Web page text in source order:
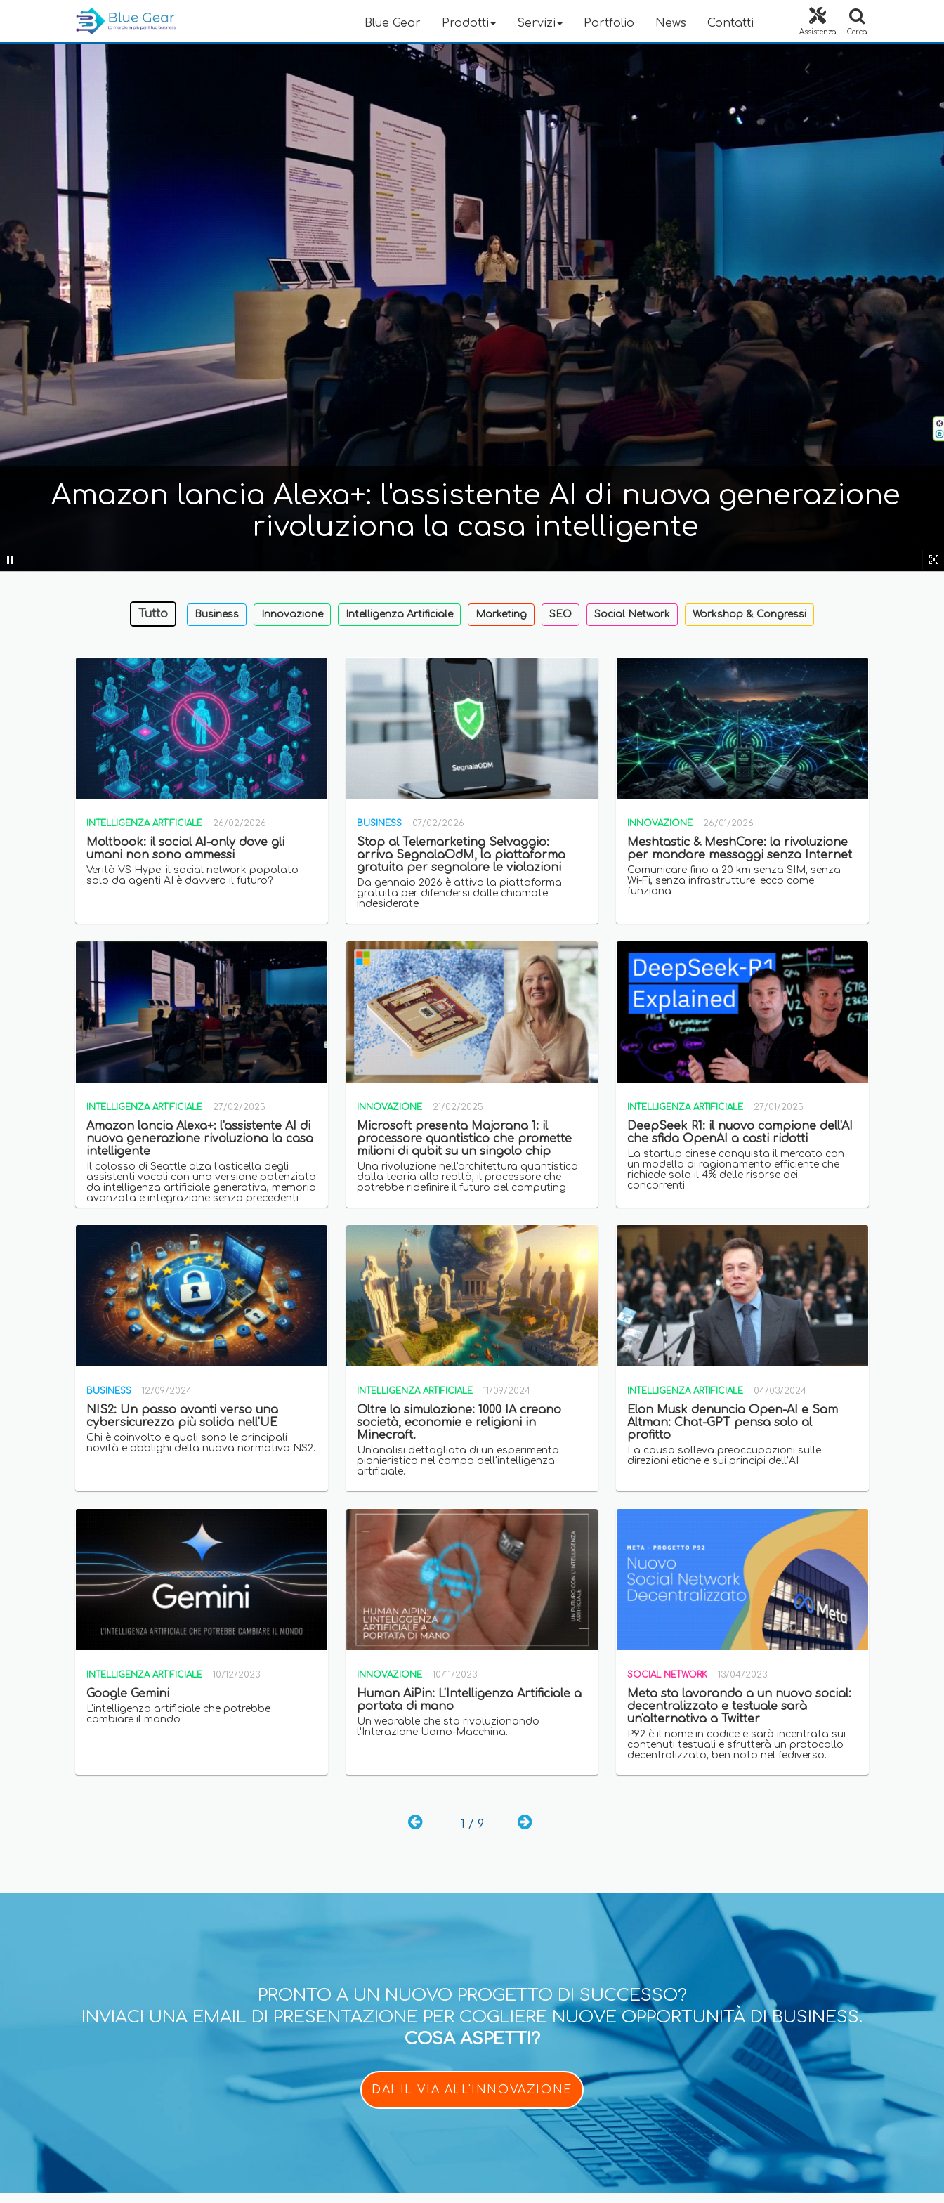
Blue Gear Prodotti Servizi Portfolio News Contatti
Assistenza Cerca
Amazon lancia Alexa+: l'assistente AI di nuova generazione
rivoluziona la casa intelligente
Tutto Business Innovazione Intelligenza Artificiale Marketing SEO Social Network Workshop & Congressi
INTELLIGENZA ARTIFICIALE 26/02/2026
Moltbook: il social AI-only dove gli
umani non sono ammessi
Verità VS Hype: il social network popolato
solo da agenti AI è davvero il futuro?
BUSINESS 07/02/2026
Stop al Telemarketing Selvaggio:
arriva SegnalaOdM, la piattaforma
gratuita per segnalare le violazioni
Da gennaio 2026 è attiva la piattaforma
gratuita per difendersi dalle chiamate
indesiderate
INNOVAZIONE 26/01/2026
Meshtastic & MeshCore: la rivoluzione
per mandare messaggi senza Internet
Comunicare fino a 20 km senza SIM, senza
Wi-Fi, senza infrastrutture: ecco come
funziona
INTELLIGENZA ARTIFICIALE 27/02/2025
Amazon lancia Alexa+: l'assistente AI di
nuova generazione rivoluziona la casa
intelligente
Il colosso di Seattle alza l'asticella degli
assistenti vocali con una versione potenziata
da intelligenza artificiale generativa, memoria
avanzata e integrazione senza precedenti
INNOVAZIONE 21/02/2025
Microsoft presenta Majorana 1: il
processore quantistico che promette
milioni di qubit su un singolo chip
Una rivoluzione nell'architettura quantistica:
dalla teoria alla realtà, il processore che
potrebbe ridefinire il futuro del computing
INTELLIGENZA ARTIFICIALE 27/01/2025
DeepSeek R1: il nuovo campione dell'AI
che sfida OpenAI a costi ridotti
La startup cinese conquista il mercato con
un modello di ragionamento efficiente che
richiede solo il 4% delle risorse dei
concorrenti
BUSINESS 12/09/2024
NIS2: Un passo avanti verso una
cybersicurezza più solida nell'UE
Chi è coinvolto e quali sono le principali
novità e obblighi della nuova normativa NS2.
INTELLIGENZA ARTIFICIALE 11/09/2024
Oltre la simulazione: 1000 IA creano
società, economie e religioni in
Minecraft.
Un'analisi dettagliata di un esperimento
pionieristico nel campo dell'intelligenza
artificiale.
INTELLIGENZA ARTIFICIALE 04/03/2024
Elon Musk denuncia Open-AI e Sam
Altman: Chat-GPT pensa solo al
profitto
La causa solleva preoccupazioni sulle
direzioni etiche e sui principi dell’AI
INTELLIGENZA ARTIFICIALE 10/12/2023
Google Gemini
L'intelligenza artificiale che potrebbe
cambiare il mondo
INNOVAZIONE 10/11/2023
Human AiPin: L'Intelligenza Artificiale a
portata di mano
Un wearable che sta rivoluzionando
l'Interazione Uomo-Macchina.
SOCIAL NETWORK 13/04/2023
Meta sta lavorando a un nuovo social:
decentralizzato e testuale sarà
un'alternativa a Twitter
P92 è il nome in codice e sarà incentrata sui
contenuti testuali e sfrutterà un protocollo
decentralizzato, ben noto nel fediverso.
1 / 9
PRONTO A UN NUOVO PROGETTO DI SUCCESSO?
INVIACI UNA EMAIL DI PRESENTAZIONE PER COGLIERE NUOVE OPPORTUNITÀ DI BUSINESS.
COSA ASPETTI?
DAI IL VIA ALL'INNOVAZIONE